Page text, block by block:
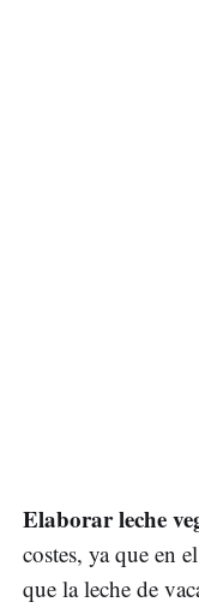
Elaborar leche
costes, ya que en
que la leche de